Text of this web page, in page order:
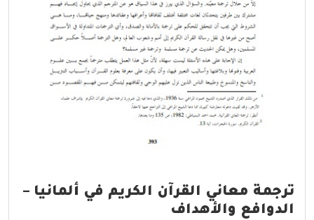
ترجمة معاني القرآن الكريم في ألمانيا –
الدوافع والأهداف